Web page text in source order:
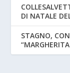
DI NATALE
STAGNO,